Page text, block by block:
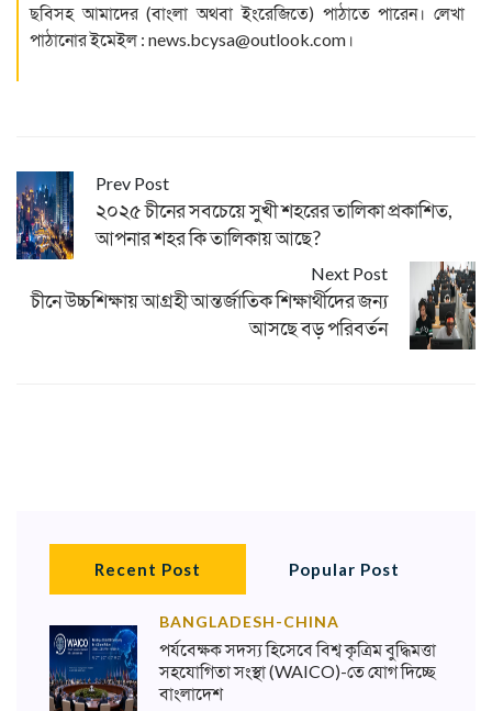
ছবিসহ আমাদের (বাংলা অথবা ইংরেজিতে) পাঠাতে পারেন। লেখা
পাঠানোর ইমেইল : news.bcysa@outlook.com ।
Prev Post
২০২৫ চীনের সবচেয়ে সুখী শহরের তালিকা প্রকাশিত,
আপনার শহর কি তালিকায় আছে?
Next Post
চীনে উচ্চশিক্ষায় আগ্রহী আন্তর্জাতিক শিক্ষার্থীদের জন্য
আসছে বড় পরিবর্তন
Recent Post Popular Post
BANGLADESH-CHINA
পর্যবেক্ষক সদস্য হিসেবে বিশ্ব কৃত্রিম বুদ্ধিমত্তা
সহযোগিতা সংস্থা (WAICO)-তে যোগ দিচ্ছে
বাংলাদেশ